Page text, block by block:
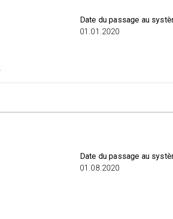
Date du passage au
01.01.2020
Date du passage au
01.08.2020